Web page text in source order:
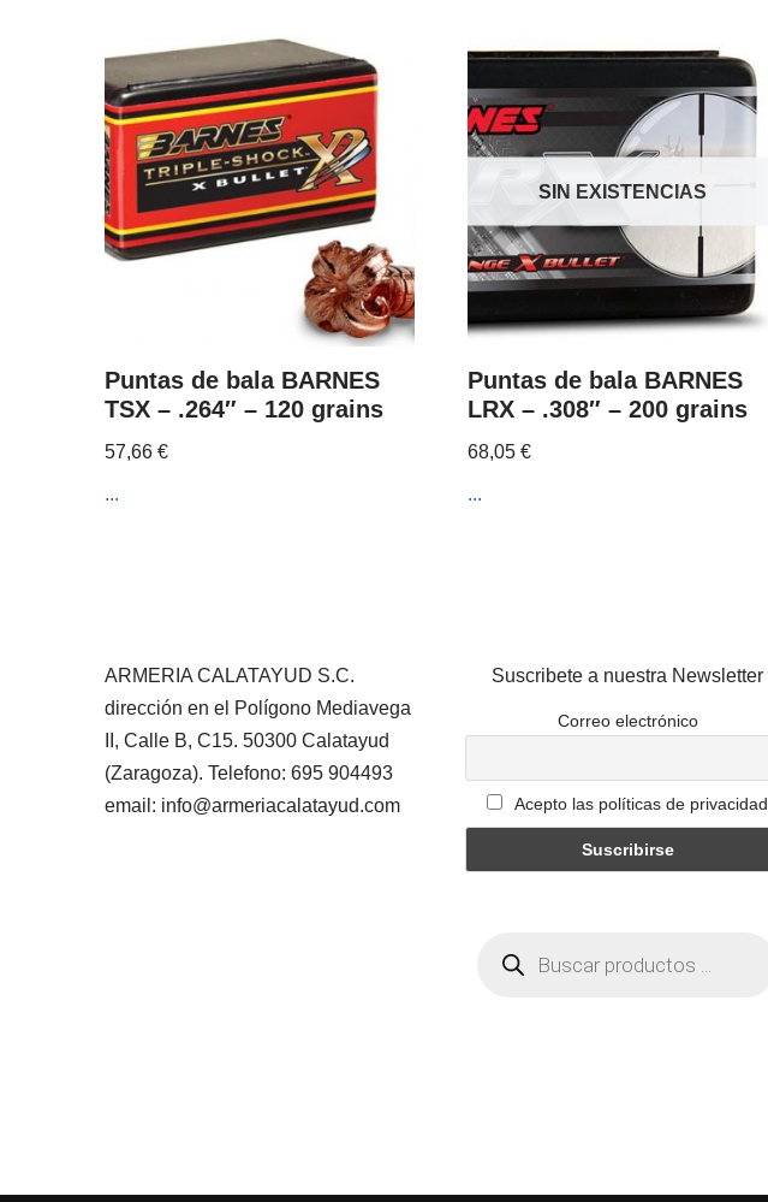
Puntas de bala BARNES
TSX – .264″ – 120 grains
57,66 €
...
SIN EXISTENCIAS
Puntas de bala BARNES
LRX – .308″ – 200 grains
68,05€
...
ARMERIA CALATAYUD S.C.
dirección en el Polígono Mediavega
II, Calle B, C15. 50300 Calatayud
(Zaragoza). Telefono: 695 904493
email: info@armeriacalatayud.com
Suscribete a nuestra Newsletter
Correo electrónico
Acepto las políticas de privacidad